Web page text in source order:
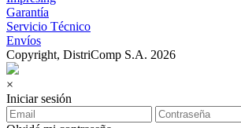
Garantía
Servicio Técnico
Envíos
Copyright, DistriComp S.A. 2026
×
Iniciar sesión